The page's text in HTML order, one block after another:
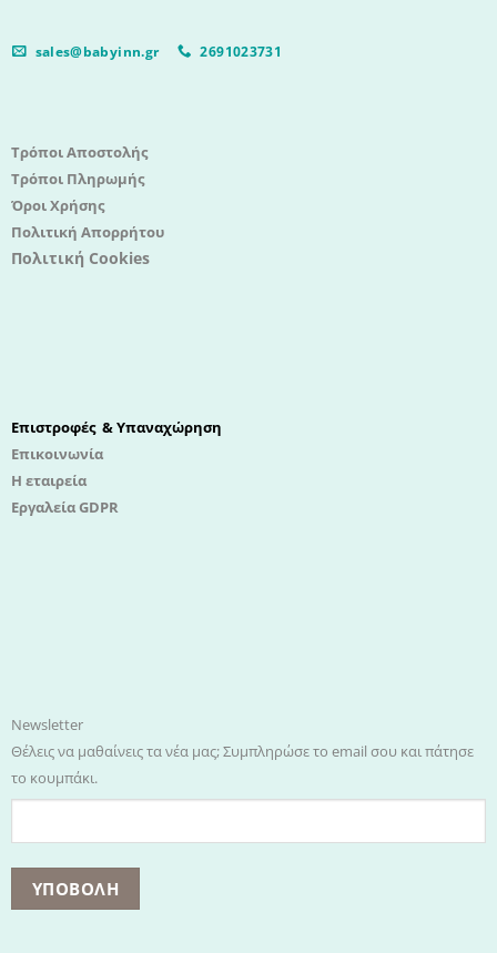
sales@babyinn.gr 2691023731
Τρόποι Αποστολής
Τρόποι Πληρωμής
Όροι Χρήσης
Πολιτική Απορρήτου
Πολιτική Cookies
Επιστροφές & Υπαναχώρηση
Επικοινωνία
Η εταιρεία
Εργαλεία GDPR
Newsletter
Θέλεις να μαθαίνεις τα νέα μας; Συμπληρώσε το email σου και πάτησε
το κουμπάκι.